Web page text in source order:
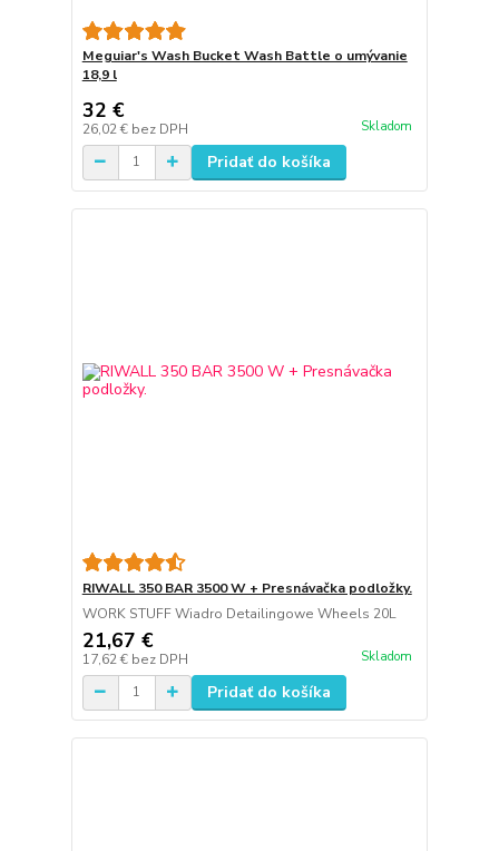
Meguiar's Wash Bucket Wash Battle o umývanie
18,9 l
32 €
26,02 € bez DPH Skladom
Pridať do košíka
RIWALL 350 BAR 3500 W + Presnávačka podložky.
WORK STUFF Wiadro Detailingowe Wheels 20L
21,67 €
17,62 € bez DPH Skladom
Pridať do košíka